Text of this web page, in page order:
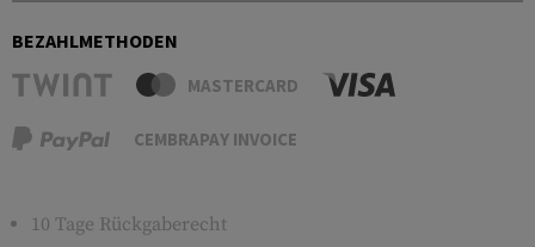
BEZAHLMETHODEN
MASTERCARD
CEMBRAPAY INVOICE
10 Tage Rückgaberecht